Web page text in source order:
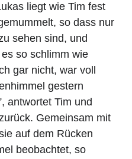
liegt wie Tim fest
so dass nur
sehen sind, und
so schlimm wie
gar nicht, war voll
gestern
antwortet Tim und
Gemeinsam mit
auf dem Rücken
beobachtet, so